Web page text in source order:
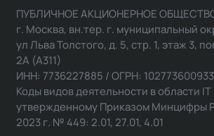
ПУБЛИЧНОЕ АКЦИОНЕРНОЕ
г. Москва, вн.тер. г. муниципальный
ул Льва Толстого, д. 5, стр. 1, этаж 3,
2А (А311)
ИНН: 7736227885 / ОГРН:
Коды видов деятельности в области
утвержденному Приказом Минцифры
2023 г. № 449: 2.01, 27.01, 4.01